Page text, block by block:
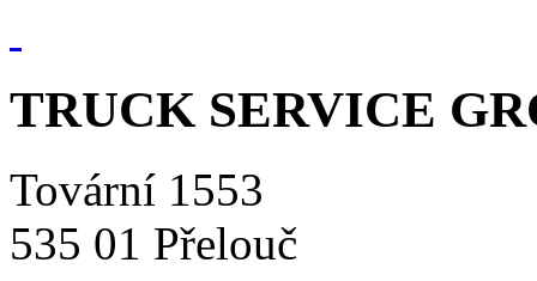
TRUCK SERVICE
Tovární 1553
535 01 Přelouč